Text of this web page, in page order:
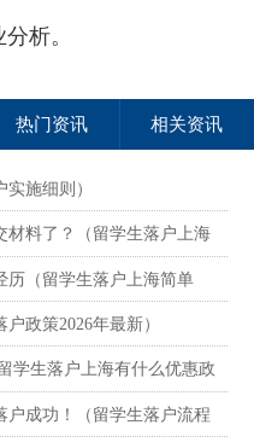
析。
热门资讯 相关资讯
施细则）
材料了？（留学生落户上海
历（留学生落户上海简单
政策2026年最新）
学生落户上海有什么优惠政
户成功！（留学生落户流程